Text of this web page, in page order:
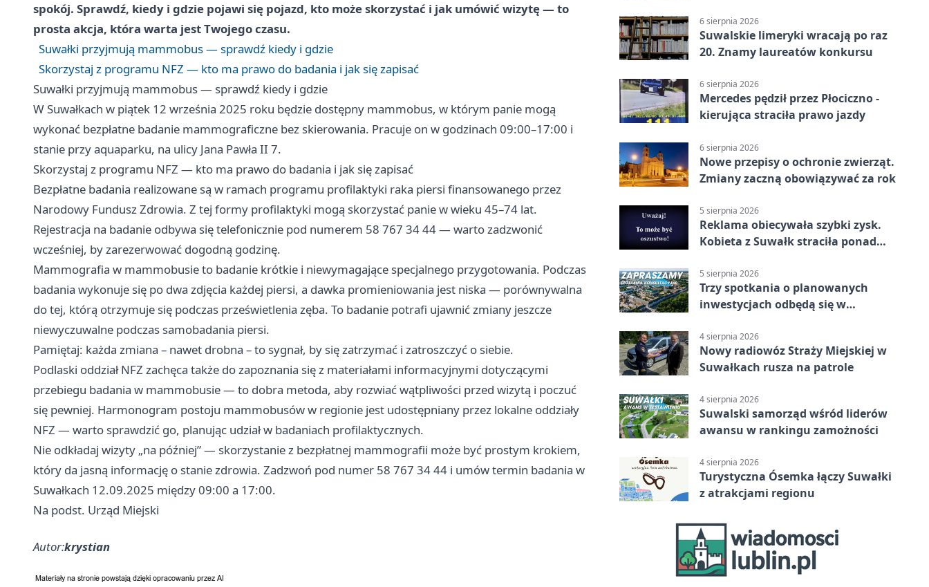
spokój. Sprawdź, kiedy i gdzie pojawi się pojazd, kto może skorzystać i jak umówić wizytę — to
prosta akcja, która warta jest Twojego czasu.
Suwałki przyjmują mammobus — sprawdź kiedy i gdzie
Skorzystaj z programu NFZ — kto ma prawo do badania i jak się zapisać
Suwałki przyjmują mammobus — sprawdź kiedy i gdzie
W Suwałkach w piątek 12 września 2025 roku będzie dostępny mammobus, w którym panie mogą
wykonać bezpłatne badanie mammograficzne bez skierowania. Pracuje on w godzinach 09:00–17:00 i
stanie przy aquaparku, na ulicy Jana Pawła II 7.
Skorzystaj z programu NFZ — kto ma prawo do badania i jak się zapisać
Bezpłatne badania realizowane są w ramach programu profilaktyki raka piersi finansowanego przez
Narodowy Fundusz Zdrowia. Z tej formy profilaktyki mogą skorzystać panie w wieku 45–74 lat.
Rejestracja na badanie odbywa się telefonicznie pod numerem 58 767 34 44 — warto zadzwonić
wcześniej, by zarezerwować dogodną godzinę.
Mammografia w mammobusie to badanie krótkie i niewymagające specjalnego przygotowania. Podczas
badania wykonuje się po dwa zdjęcia każdej piersi, a dawka promieniowania jest niska — porównywalna
do tej, którą otrzymuje się podczas prześwietlenia zęba. To badanie potrafi ujawnić zmiany jeszcze
niewyczuwalne podczas samobadania piersi.
Pamiętaj: każda zmiana – nawet drobna – to sygnał, by się zatrzymać i zatroszczyć o siebie.
Podlaski oddział NFZ zachęca także do zapoznania się z materiałami informacyjnymi dotyczącymi
przebiegu badania w mammobusie — to dobra metoda, aby rozwiać wątpliwości przed wizytą i poczuć
się pewniej. Harmonogram postoju mammobusów w regionie jest udostępniany przez lokalne oddziały
NFZ — warto sprawdzić go, planując udział w badaniach profilaktycznych.
Nie odkładaj wizyty „na później” — skorzystanie z bezpłatnej mammografii może być prostym krokiem,
który da jasną informację o stanie zdrowia. Zadzwoń pod numer 58 767 34 44 i umów termin badania w
Suwałkach 12.09.2025 między 09:00 a 17:00.
Na podst. Urząd Miejski
Autor:krystian
6 sierpnia 2026
Suwalskie limeryki wracają po raz
20. Znamy laureatów konkursu
6 sierpnia 2026
Mercedes pędził przez Płociczno -
kierująca straciła prawo jazdy
6 sierpnia 2026
Nowe przepisy o ochronie zwierząt.
Zmiany zaczną obowiązywać za rok
5 sierpnia 2026
Reklama obiecywała szybki zysk.
Kobieta z Suwałk straciła ponad
5 sierpnia 2026
Trzy spotkania o planowanych
inwestycjach odbędą się w
4 sierpnia 2026
Nowy radiowóz Straży Miejskiej w
Suwałkach rusza na patrole
4 sierpnia 2026
Suwalski samorząd wśród liderów
awansu w rankingu zamożności
4 sierpnia 2026
Turystyczna Ósemka łączy Suwałki
z atrakcjami regionu